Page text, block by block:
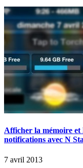
Afficher la mémoire et
notifications avec N
7 avril 2013